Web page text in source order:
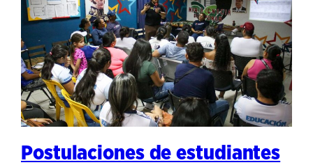
Postulaciones de estudiantes